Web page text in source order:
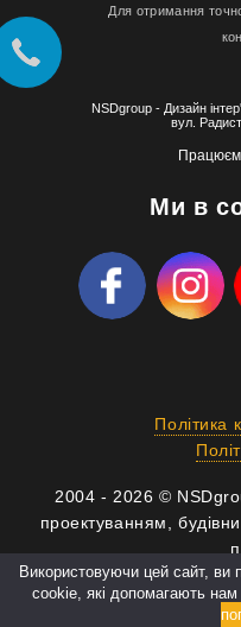
NSDgroup - Дизайн
вул.
Ми в
Для отримання
Політика
2004 - 2026 ©
проектуванням,
Використовуючи цей сайт, ви
cookie, які допомагають